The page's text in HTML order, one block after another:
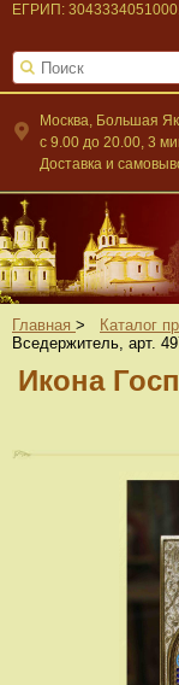
Москва, Большая
c 9.00 до 20.00, 3
Доставка и
ЕГРИП:
Главная > Каталог
Вседержитель, арт.
Икона